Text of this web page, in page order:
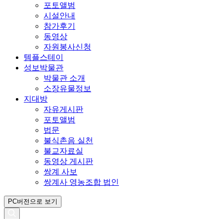
포토앨범
시설안내
참가후기
동영상
자원봉사신청
템플스테이
성보박물관
박물관 소개
소장유물정보
지대방
자유게시판
포토앨범
법문
불식촌음 실천
불교자료실
동영상 게시판
쌍계 사보
쌍계사 영농조합 법인
PC버전으로 보기